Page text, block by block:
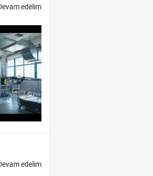
edelim
edelim